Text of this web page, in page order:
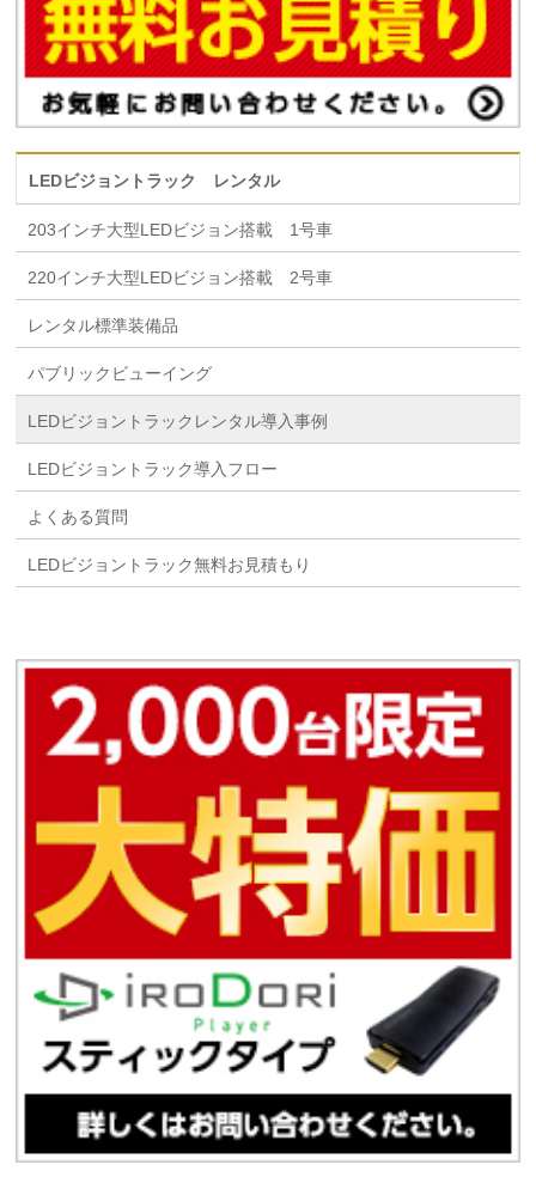
LEDビジョントラック レンタル
203インチ大型LEDビジョン搭載 1号車
220インチ大型LEDビジョン搭載 2号車
レンタル標準装備品
パブリックビューイング
LEDビジョントラックレンタル導入事例
LEDビジョントラック導入フロー
よくある質問
LEDビジョントラック無料お見積もり